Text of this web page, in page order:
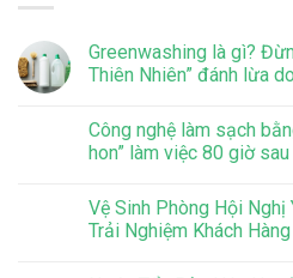
Greenwashing là gì?
Thiên Nhiên” đánh lừa
Công nghệ làm sạch
hon” làm việc 80 giờ
Vệ Sinh Phòng Hội Nghị
Trải Nghiệm Khách Hàng